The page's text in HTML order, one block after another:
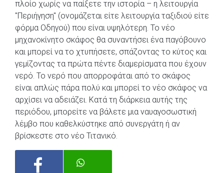
πλοίο χωρίς να παίξετε την ιστορία – η λειτουργία
"Περιήγηση" (ονομάζεται είτε λειτουργία ταξιδιού είτε
φόρμα Οδηγού) που είναι υψηλότερη. Το νέο
μηχανοκίνητο σκάφος θα συναντήσει ένα παγόβουνο
και μπορεί να το χτυπήσετε, σπάζοντας το κύτος και
γεμίζοντας τα πρώτα πέντε διαμερίσματα που έχουν
νερό. Το νερό που απορροφάται από το σκάφος
είναι απλώς πάρα πολύ και μπορεί το νέο σκάφος να
αρχίσει να αδειάζει. Κατά τη διάρκεια αυτής της
περιόδου, μπορείτε να βάλετε μια ναυαγοσωστική
λέμβο που καθελκύστηκε από συνεργάτη ή αν
βρίσκεστε στο νέο Τιτανικό.